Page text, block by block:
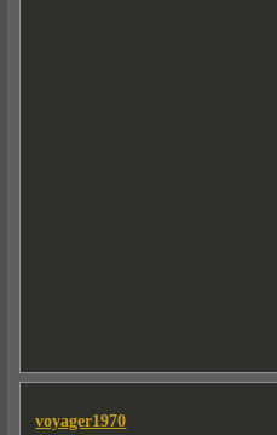
voyager1970